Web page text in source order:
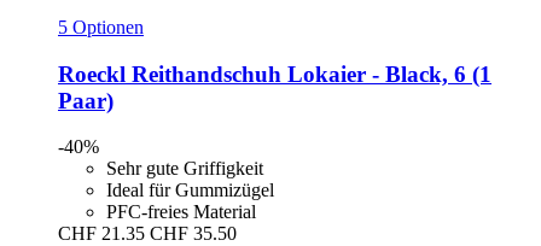
5 Optionen
Roeckl Reithandschuh Lokaier -​ Black, 6 (1
Paar)
-40%
Sehr gute Griffigkeit
Ideal für Gummizügel
PFC-freies Material
CHF 21.35 CHF 35.50